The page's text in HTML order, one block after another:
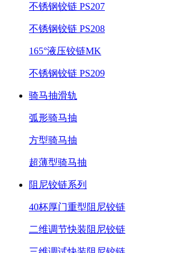
不锈钢铰链 PS207
不锈钢铰链 PS208
165°液压铰链MK
不锈钢铰链 PS209
骑马抽滑轨
弧形骑马抽
方型骑马抽
超薄型骑马抽
阻尼铰链系列
40杯厚门重型阻尼铰链
二维调节快装阻尼铰链